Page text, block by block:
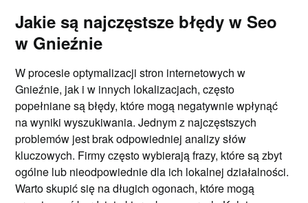
Jakie są najczęstsze błędy w Seo
w Gnieźnie
W procesie optymalizacji stron internetowych w
Gnieźnie, jak i w innych lokalizacjach, często
popełniane są błędy, które mogą negatywnie wpłynąć
na wyniki wyszukiwania. Jednym z najczęstszych
problemów jest brak odpowiedniej analizy słów
kluczowych. Firmy często wybierają frazy, które są zbyt
ogólne lub nieodpowiednie dla ich lokalnej działalności.
Warto skupić się na długich ogonach, które mogą